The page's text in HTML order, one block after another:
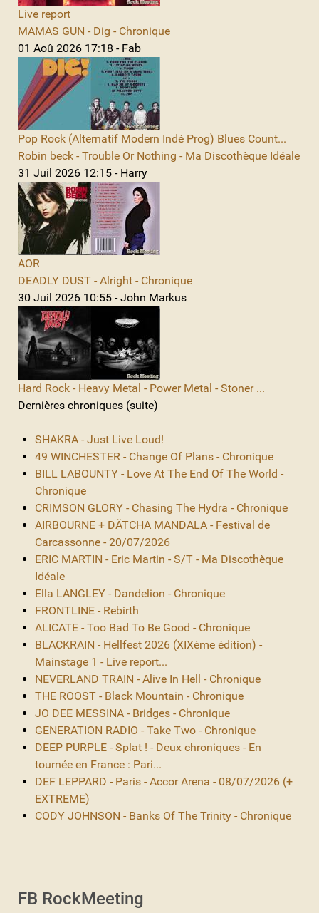
Live report
MAMAS GUN - Dig - Chronique
01 Aoû 2026 17:18 - Fab
Pop Rock (Alternatif Modern Indé Prog) Blues Count...
Robin beck - Trouble Or Nothing - Ma Discothèque Idéale
31 Juil 2026 12:15 - Harry
AOR
DEADLY DUST - Alright - Chronique
30 Juil 2026 10:55 - John Markus
Hard Rock - Heavy Metal - Power Metal - Stoner ...
Dernières chroniques (suite)
SHAKRA - Just Live Loud!
49 WINCHESTER - Change Of Plans - Chronique
BILL LABOUNTY - Love At The End Of The World -
Chronique
CRIMSON GLORY - Chasing The Hydra - Chronique
AIRBOURNE + DÄTCHA MANDALA - Festival de
Carcassonne - 20/07/2026
ERIC MARTIN - Eric Martin - S/T - Ma Discothèque
Idéale
Ella LANGLEY - Dandelion - Chronique
FRONTLINE - Rebirth
ALICATE - Too Bad To Be Good - Chronique
BLACKRAIN - Hellfest 2026 (XIXème édition) -
Mainstage 1 - Live report...
NEVERLAND TRAIN - Alive In Hell - Chronique
THE ROOST - Black Mountain - Chronique
JO DEE MESSINA - Bridges - Chronique
GENERATION RADIO - Take Two - Chronique
DEEP PURPLE - Splat ! - Deux chroniques - En
tournée en France : Pari...
DEF LEPPARD - Paris - Accor Arena - 08/07/2026 (+
EXTREME)
CODY JOHNSON - Banks Of The Trinity - Chronique
FB RockMeeting